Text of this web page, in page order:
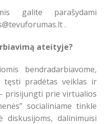
galite parašydami
.
ateityje?
bendradarbiavome,
pradėtas veiklas ir
prisijungti prie virtualios
socialiniame tinkle
diskusijoms, dalinimuisi